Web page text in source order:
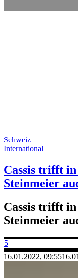
Schweiz
International
Cassis trifft in
Steinmeier
Cassis trifft in
Steinmeier
5
16.01.2022, 09:55